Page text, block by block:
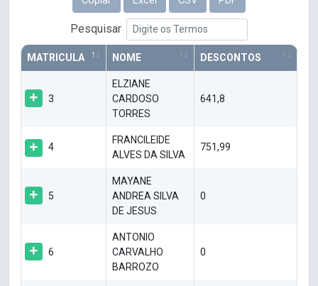
Pesquisar
MATRICULA NOME DESCONTOS
3
ELZIANE
CARDOSO
TORRES
641,8
4
FRANCILEIDE
ALVES DA SILVA
751,99
5
MAYANE
ANDREA SILVA
DE JESUS
0
6
ANTONIO
CARVALHO
BARROZO
0